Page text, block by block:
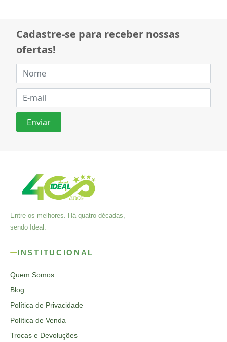
Cadastre-se para receber nossas
ofertas!
Entre os melhores. Há quatro décadas,
sendo Ideal.
INSTITUCIONAL
Quem Somos
Blog
Política de Privacidade
Política de Venda
Trocas e Devoluções